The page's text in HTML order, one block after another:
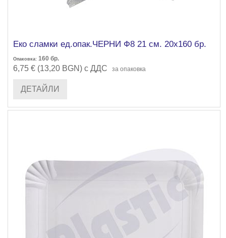
Еко сламки ед.опак.ЧЕРНИ Ф8 21 см. 20х160 бр.
Опаковка: 160 бр.
6,75 € (13,20 BGN) с ДДС за опаковка
ДЕТАЙЛИ